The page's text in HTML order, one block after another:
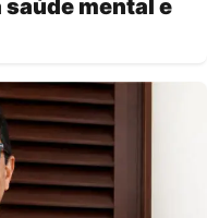
mental e